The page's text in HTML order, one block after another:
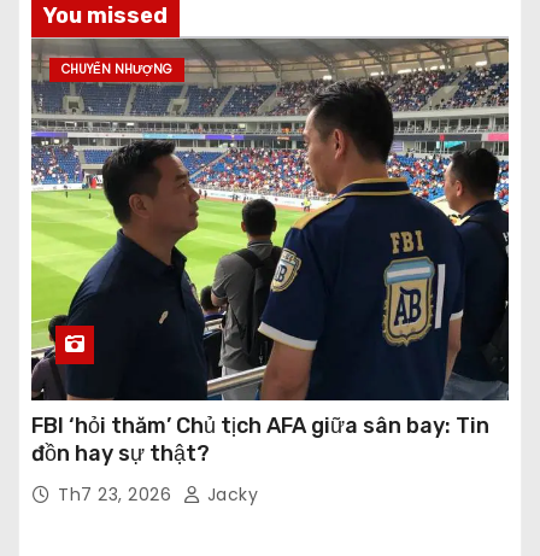
You missed
CHUYỂN NHƯỢNG
FBI ‘hỏi thăm’ Chủ tịch AFA giữa sân bay: Tin
đồn hay sự thật?
Th7 23, 2026 Jacky